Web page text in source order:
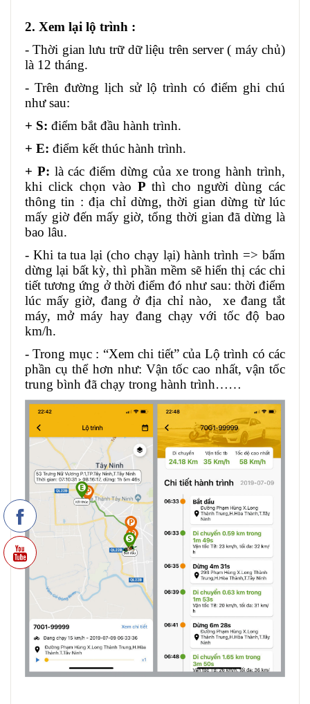
2. Xem lại lộ trình :
- Thời gian lưu trữ dữ liệu trên server ( máy chủ)
là 12 tháng.
- Trên đường lịch sử lộ trình có điểm ghi chú
như sau:
+ S: điểm bắt đầu hành trình.
+ E: điểm kết thúc hành trình.
+ P: là các điểm dừng của xe trong hành trình,
khi click chọn vào P thì cho người dùng các
thông tin : địa chỉ dừng, thời gian dừng từ lúc
mấy giờ đến mấy giờ, tổng thời gian đã dừng là
bao lâu.
- Khi ta tua lại (cho chạy lại) hành trình => bấm
dừng lại bất kỳ, thì phần mềm sẽ hiển thị các chi
tiết tương ứng ở thời điểm đó như sau: thời điểm
lúc mấy giờ, đang ở địa chỉ nào, xe đang tắt
máy, mở máy hay đang chạy với tốc độ bao
km/h.
- Trong mục : “Xem chi tiết” của Lộ trình có các
phần cụ thể hơn như: Vận tốc cao nhất, vận tốc
trung bình đã chạy trong hành trình……